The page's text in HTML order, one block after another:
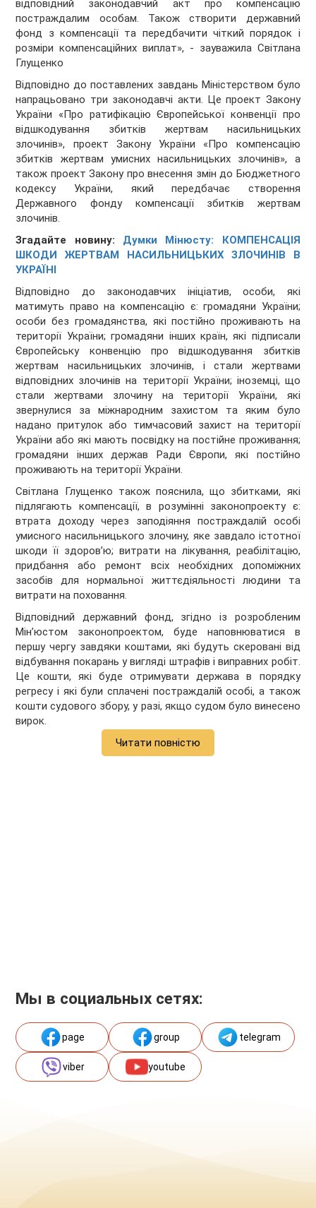
відповідний законодавчий акт про компенсацію
постраждалим особам. Також створити державний
фонд з компенсації та передбачити чіткий порядок і
розміри компенсаційних виплат», - зауважила Світлана
Глущенко
Відповідно до поставлених завдань Міністерством було
напрацьовано три законодавчі акти. Це проект Закону
України «Про ратифікацію Європейської конвенції про
відшкодування збитків жертвам насильницьких
злочинів», проект Закону України «Про компенсацію
збитків жертвам умисних насильницьких злочинів», а
також проект Закону про внесення змін до Бюджетного
кодексу України, який передбачає створення
Державного фонду компенсації збитків жертвам
злочинів.
Згадайте новину: Думки Мінюсту: КОМПЕНСАЦІЯ
ШКОДИ ЖЕРТВАМ НАСИЛЬНИЦЬКИХ ЗЛОЧИНІВ В
УКРАЇНІ
Відповідно до законодавчих ініціатив, особи, які
матимуть право на компенсацію є: громадяни України;
особи без громадянства, які постійно проживають на
території України; громадяни інших країн, які підписали
Європейську конвенцію про відшкодування збитків
жертвам насильницьких злочинів, і стали жертвами
відповідних злочинів на території України; іноземці, що
стали жертвами злочину на території України, які
звернулися за міжнародним захистом та яким було
надано притулок або тимчасовий захист на території
України або які мають посвідку на постійне проживання;
громадяни інших держав Ради Європи, які постійно
проживають на території України.
Світлана Глущенко також пояснила, що збитками, які
підлягають компенсації, в розумінні законопроекту є:
втрата доходу через заподіяння постраждалій особі
умисного насильницького злочину, яке завдало істотної
шкоди її здоров’ю; витрати на лікування, реабілітацію,
придбання або ремонт всіх необхідних допоміжних
засобів для нормальної життєдіяльності людини та
витрати на поховання.
Відповідний державний фонд, згідно із розробленим
Мін’юстом законопроектом, буде наповнюватися в
першу чергу завдяки коштами, які будуть скеровані від
відбування покарань у вигляді штрафів і виправних робіт.
Це кошти, які буде отримувати держава в порядку
регресу і які були сплачені постраждалій особі, а також
кошти судового збору, у разі, якщо судом було винесено
вирок.
Читати повністю
Мы в социальных сетях:
page group telegram
viber youtube